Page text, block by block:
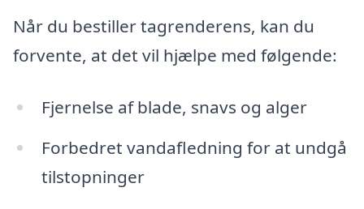
Når du bestiller tagrenderens, kan du
forvente, at det vil hjælpe med følgende:
Fjernelse af blade, snavs og alger
Forbedret vandafledning for at undgå
tilstopninger